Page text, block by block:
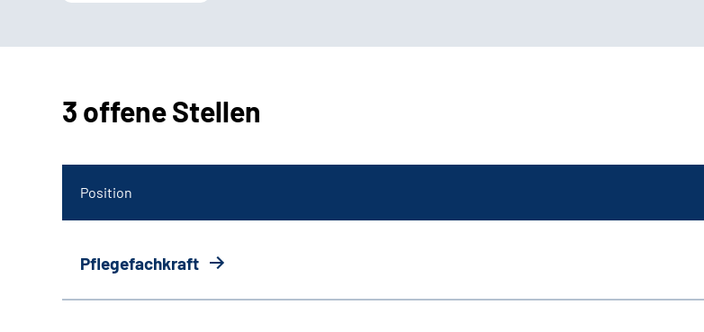
3 offene Stellen
Position
Pflegefachkraft